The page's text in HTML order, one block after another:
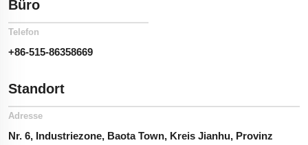
Büro
Telefon
+86-515-86358669
Standort
Adresse
Nr. 6, Industriezone, Baota Town, Kreis Jianhu, Provinz